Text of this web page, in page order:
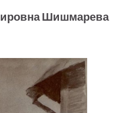
Шишмарева